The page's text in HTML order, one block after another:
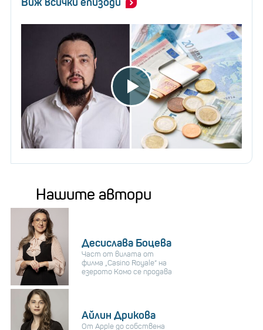
Нашите автори
Десислава Боцева
Част от вилата от
филма „Casino Royale“ на
езерото Комо се продава
Айлин Дрикова
От Apple до собствена